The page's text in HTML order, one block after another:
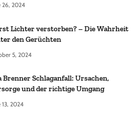
26, 2024
Lichter verstorben? – Die Wahrheit
den Gerüchten
5, 2024
Brenner Schlaganfall: Ursachen,
und der richtige Umgang
13, 2024